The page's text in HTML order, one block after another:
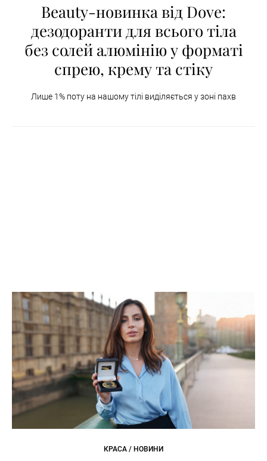
Beauty-новинка від Dove:
дезодоранти для всього тіла
без солей алюмінію у форматі
спрею, крему та стіку
Лише 1% поту на нашому тілі виділяється у зоні пахв
КРАСА / НОВИНИ